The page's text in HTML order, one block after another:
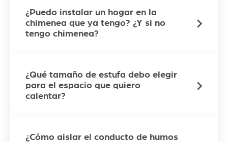
¿Puedo instalar un hogar en la
chimenea que ya tengo? ¿Y si no
tengo chimenea?
¿Qué tamaño de estufa debo elegir
para el espacio que quiero
calentar?
¿Cómo aislar el conducto de humos